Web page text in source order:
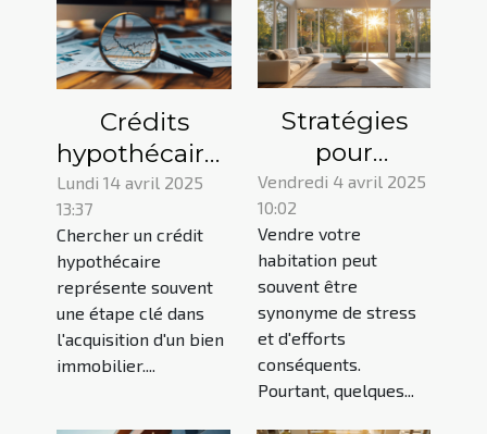
Crédits
hypothécaires
comment
trouver les
taux les plus
bas en
période de
volatilité
Lundi 14 avril 2025
13:37
Chercher un crédit
hypothécaire
représente souvent
une étape clé dans
l'acquisition d'un bien
immobilier....
Stratégies
pour
augmenter la
valeur de
votre
propriété
avant la vente
Vendredi 4 avril 2025
10:02
Vendre votre
habitation peut
souvent être
synonyme de stress
et d'efforts
conséquents.
Pourtant, quelques...